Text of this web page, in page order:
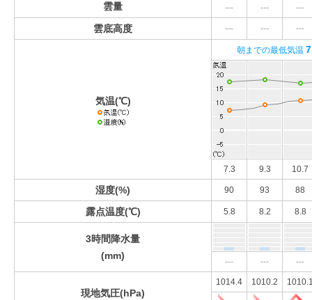
雲量 --- --- ---
雲底高度 --- --- ---
気温(℃)
朝までの最低気温
7.3 9.3 10.7
湿度(%) 90 93 88
露点温度(℃) 5.8 8.2 8.8
3時間降水量
(mm)
--- --- ---
現地気圧(hPa)
1014.4 1010.2